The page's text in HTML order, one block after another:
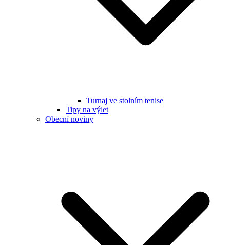
Turnaj ve stolním tenise
Tipy na výlet
Obecní noviny